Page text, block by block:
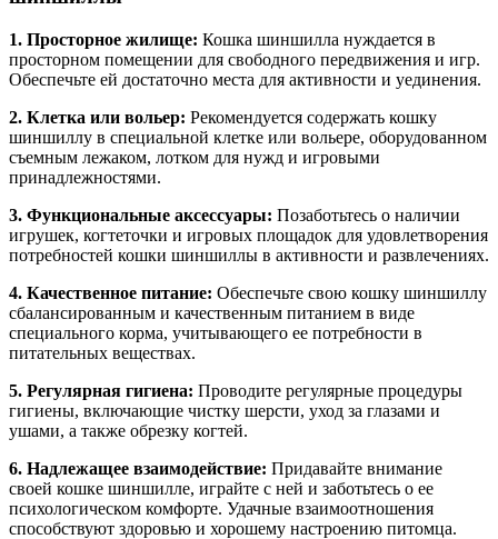
1. Просторное жилище: Кошка шиншилла нуждается в
просторном помещении для свободного передвижения и игр.
Обеспечьте ей достаточно места для активности и уединения.
2. Клетка или вольер: Рекомендуется содержать кошку
шиншиллу в специальной клетке или вольере, оборудованном
съемным лежаком, лотком для нужд и игровыми
принадлежностями.
3. Функциональные аксессуары: Позаботьтесь о наличии
игрушек, когтеточки и игровых площадок для удовлетворения
потребностей кошки шиншиллы в активности и развлечениях.
4. Качественное питание: Обеспечьте свою кошку шиншиллу
сбалансированным и качественным питанием в виде
специального корма, учитывающего ее потребности в
питательных веществах.
5. Регулярная гигиена: Проводите регулярные процедуры
гигиены, включающие чистку шерсти, уход за глазами и
ушами, а также обрезку когтей.
6. Надлежащее взаимодействие: Придавайте внимание
своей кошке шиншилле, играйте с ней и заботьтесь о ее
психологическом комфорте. Удачные взаимоотношения
способствуют здоровью и хорошему настроению питомца.